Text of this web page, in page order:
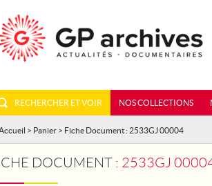
RECHERCHER ET VOIR NOS COLLECTIONS
> Panier > Fiche Document : 2533GJ 00004
DOCUMENT : 2533GJ 00004 - LE BOURGET. LES